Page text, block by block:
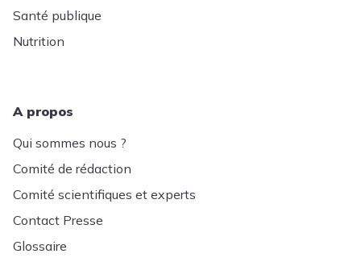
Santé publique
Nutrition
A propos
Qui sommes nous ?
Comité de rédaction
Comité scientifiques et experts
Contact Presse
Glossaire